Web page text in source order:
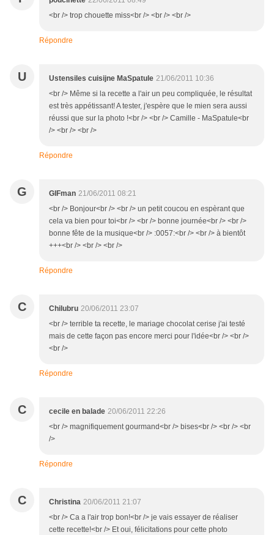
<br /> trop chouette miss<br /> <br /> <br />
Répondre
U Ustensiles cuisijne MaSpatule 21/06/2011 10:36
<br /> Même si la recette a l'air un peu compliquée, le résultat
est très appétissant! A tester, j'espère que le mien sera aussi
réussi que sur la photo !<br /> <br /> Camille - MaSpatule<br
/> <br /> <br />
Répondre
G GIFman 21/06/2011 08:21
<br /> Bonjour<br /> <br /> un petit coucou en espèrant que
cela va bien pour toi<br /> <br /> bonne journée<br /> <br />
bonne fête de la musique<br /> :0057:<br /> <br /> à bientôt
+++<br /> <br /> <br />
Répondre
C Chilubru 20/06/2011 23:07
<br /> terrible ta recette, le mariage chocolat cerise j'ai testé
mais de cette façon pas encore merci pour l'idée<br /> <br />
<br />
Répondre
C cecile en balade 20/06/2011 22:26
<br /> magnifiquement gourmand<br /> bises<br /> <br /> <br
/>
Répondre
C Christina 20/06/2011 21:07
<br /> Ca a l'air trop bon!<br /> je vais essayer de réaliser
cette recette!<br /> Et oui, félicitations pour cette photo